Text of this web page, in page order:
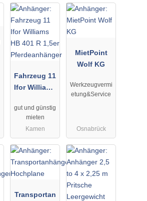
Fahrzeug 11
Ifor Williams
1,5er
Pferdeanhän
ger
gut und günstig
mieten
Kamen
MietPoint
Wolf KG
Werkzeugvermi
etung&Service
Osnabrück
Transportan